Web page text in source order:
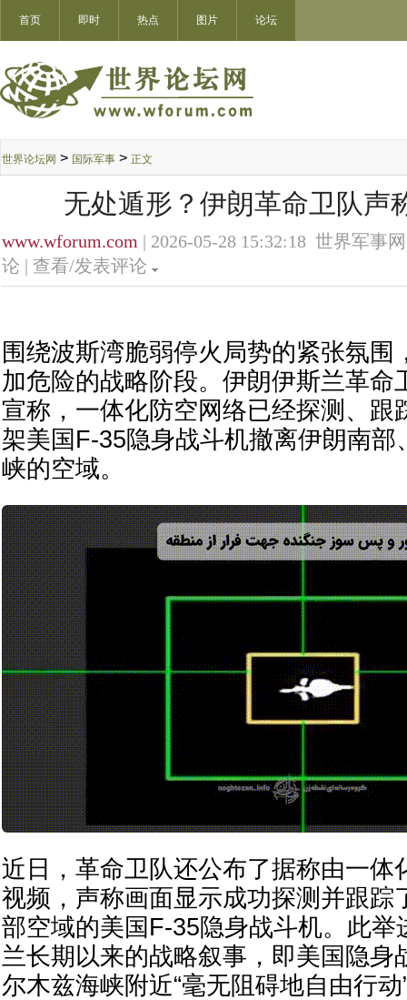
首页 即时 热点 图片 论坛
世界论坛网 > 国际军事 > 正文
无处遁形？伊朗革命卫队声
www.wforum.com | 2026-05-28 15:32:18 世界军事
论 | 查看/发表评论
围绕波斯湾脆弱停火局势的紧张氛围
加危险的战略阶段。伊朗伊斯兰革命
宣称，一体化防空网络已经探测、跟
架美国F-35隐身战斗机撤离伊朗南部
峡的空域。
近日，革命卫队还公布了据称由一体
视频，声称画面显示成功探测并跟踪
部空域的美国F-35隐身战斗机。此举
兰长期以来的战略叙事，即美国隐身
尔木兹海峡附近“毫无阻碍地自由行动